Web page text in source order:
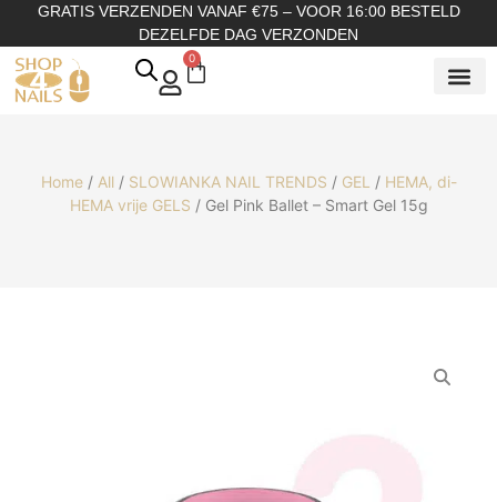
GRATIS VERZENDEN VANAF €75 – VOOR 16:00 BESTELD
DEZELFDE DAG VERZONDEN
0
Home/ All / SLOWIANKA NAIL TRENDS / GEL / HEMA, di-
HEMA vrije GELS / Gel Pink Ballet – Smart Gel 15g